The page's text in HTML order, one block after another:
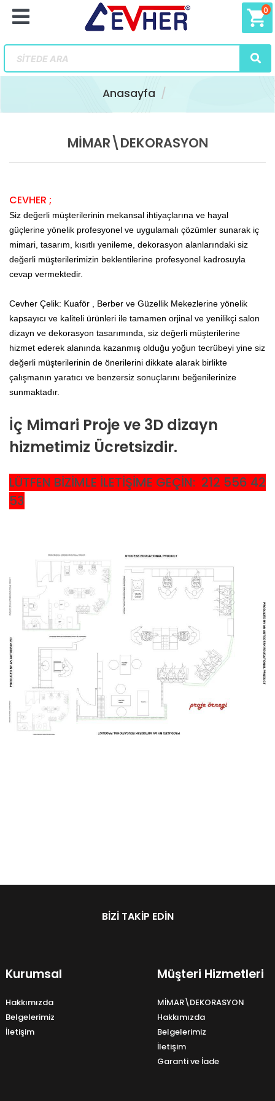
shopping_cart
0
Anasayfa
MİMAR\DEKORASYON
CEVHER ;
Siz değerli müşterilerinin mekansal ihtiyaçlarına ve hayal
güçlerine yönelik profesyonel ve uygulamalı çözümler sunarak iç
mimari, tasarım, kısıtlı yenileme, dekorasyon alanlarındaki siz
değerli müşterilerimizin beklentilerine profesyonel kadrosuyla
cevap vermektedir.
Cevher Çelik: Kuaför , Berber ve Güzellik Mekezlerine yönelik
kapsayıcı ve kaliteli ürünleri ile tamamen orjinal ve yenilikçi salon
dizayn ve dekorasyon tasarımında, siz değerli müşterilerine
hizmet ederek alanında kazanmış olduğu yoğun tecrübeyi yine siz
değerli müşterilerinin de önerilerini dikkate alarak birlikte
çalışmanın yaratıcı ve benzersiz sonuçlarını beğenilerinize
sunmaktadır.
İç Mimari Proje ve 3D dizayn
hizmetimiz Ücretsizdir.
LÜTFEN BİZİMLE İLETİŞİME GEÇİN: 212 556 42
53
BIZI TAKIP EDIN
Kurumsal
Hakkımızda
Belgelerimiz
İletişim
Müşteri Hizmetleri
MİMAR\DEKORASYON
Hakkımızda
Belgelerimiz
İletişim
Garanti ve İade